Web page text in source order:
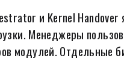
и Kernel Handover
Менеджеры
модулей. Отдельные